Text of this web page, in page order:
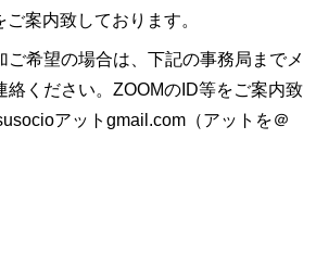
案内致しております。
ご希望の場合は、下記の事務局までメ
絡ください。ZOOMのID等をご案内致
アットgmail.com（アットを＠